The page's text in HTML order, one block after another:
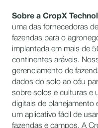
Sobre a CropX
uma das fornecedoras
fazendas para o
implantada em mais de
continentes aráveis.
gerenciamento de
dados do solo ao céu
sobre solos e culturas e
digitais de planejamento
um aplicativo fácil de
fazendas e campos. A